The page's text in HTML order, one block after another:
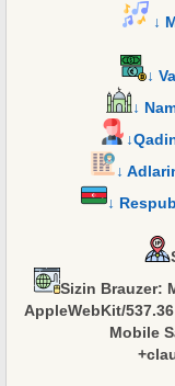
↓
↓
↓
↓
↓
Sizin Brauzer:
AppleWebKit/
Mobile